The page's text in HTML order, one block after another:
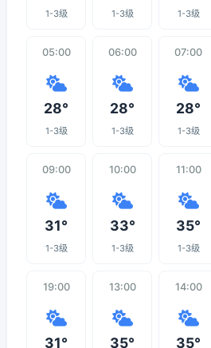
1-3级 1-3级 1-3级
05:00
28°
1-3级
06:00
28°
1-3级
07:00
28°
1-3级
09:00
31°
1-3级
10:00
33°
1-3级
11:00
35°
1-3级
19:00
31°
13:00
35°
14:00
35°